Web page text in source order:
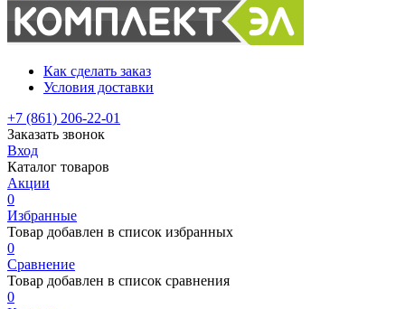
Как сделать заказ
Условия доставки
+7 (861) 206-22-01
Заказать звонок
Вход
Каталог товаров
Акции
0
Избранные
Товар добавлен в список избранных
0
Сравнение
Товар добавлен в список сравнения
0